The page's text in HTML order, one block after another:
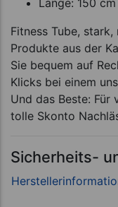
Fitness Tube,
Produkte aus der
Sie bequem auf
Klicks bei einem
Und das Beste: Für
tolle Skonto
Sicherheits-